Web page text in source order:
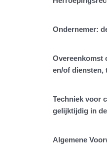
Ondernemer:
Overeenkomst
en/of diensten,
Techniek voor
gelijktijdig in
Algemene